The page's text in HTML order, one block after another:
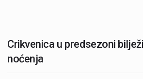
Crikvenica u predsezoni
noćenja